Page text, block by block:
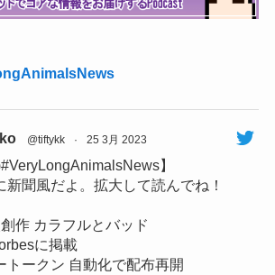
@tiftykk · 25 3月 2023
】
新聞風だよ。拡大して読んでね！
作 カラフルとバッド
に掲載
ークン 自動化で配布再開